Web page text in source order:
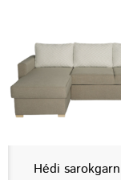
Hédi